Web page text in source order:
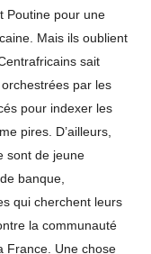
Poutine pour une
Mais ils oublient
sait
par les
pour indexer les
pires. D’ailleurs,
sont de jeune
banque,
qui cherchent leurs
la communauté
France. Une chose